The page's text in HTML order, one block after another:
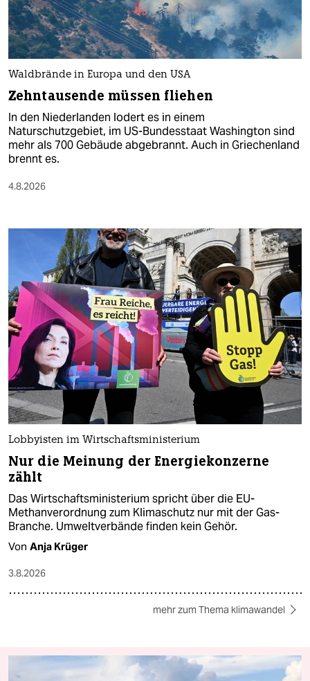
Waldbrände in Europa und den USA
Zehntausende müssen fliehen
In den Niederlanden lodert es in einem
Naturschutzgebiet, im US-Bundesstaat Washington sind
mehr als 700 Gebäude abgebrannt. Auch in Griechenland
brennt es.
4.8.2026
Lobbyisten im Wirtschaftsministerium
Nur die Meinung der Energiekonzerne
zählt
Das Wirtschaftsministerium spricht über die EU-
Methanverordnung zum Klimaschutz nur mit der Gas-
Branche. Umweltverbände finden kein Gehör.
Von Anja Krüger
3.8.2026
mehr zum Thema klimawandel